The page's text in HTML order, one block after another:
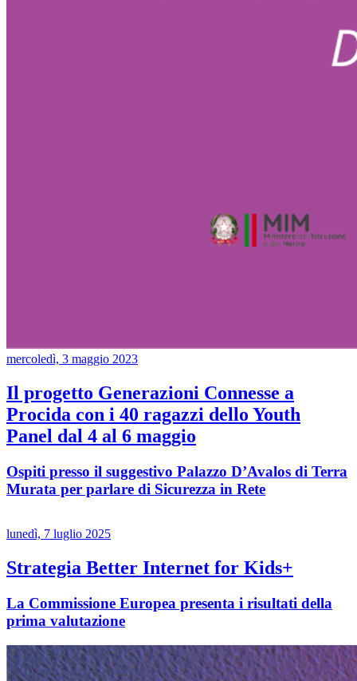
mercoledì, 3 maggio 2023
Il progetto Generazioni Connesse a
Procida con i 40 ragazzi dello Youth
Panel dal 4 al 6 maggio
Ospiti presso il suggestivo Palazzo D’Avalos di Terra
Murata per parlare di Sicurezza in Rete
lunedì, 7 luglio 2025
Strategia Better Internet for Kids+
La Commissione Europea presenta i risultati della
prima valutazione